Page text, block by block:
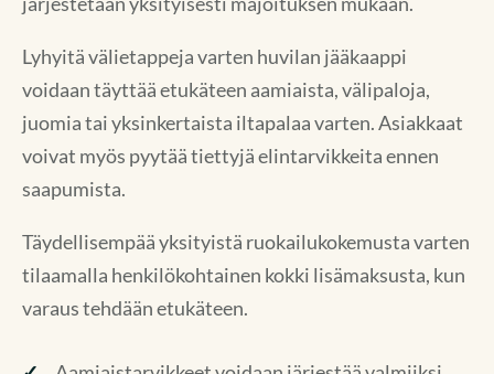
Lyhyitä välietappeja varten huvilan jääkaappi
voidaan täyttää etukäteen aamiaista, välipaloja,
juomia tai yksinkertaista iltapalaa varten. Asiakkaat
voivat myös pyytää tiettyjä elintarvikkeita ennen
saapumista.
Täydellisempää yksityistä ruokailukokemusta varten
tilaamalla henkilökohtainen kokki lisämaksusta, kun
varaus tehdään etukäteen.